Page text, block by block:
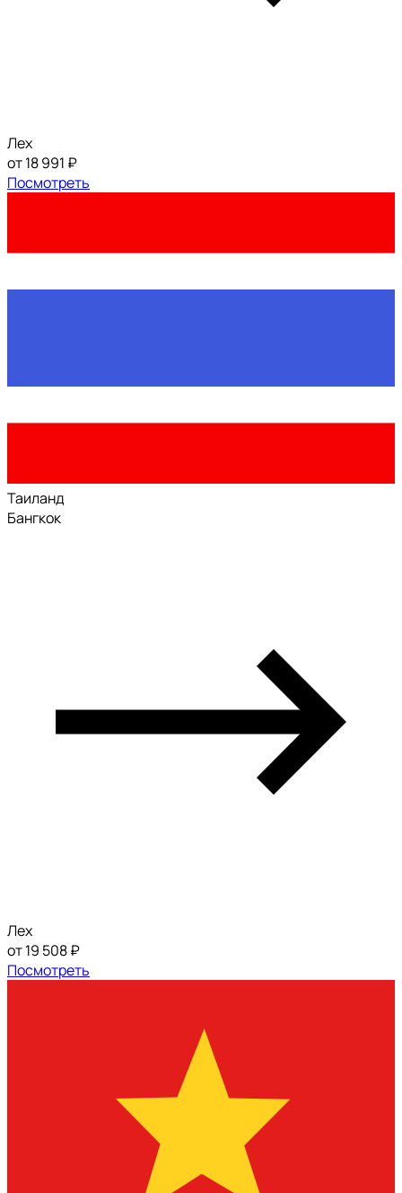
Лех
от 18 991 ₽
Посмотреть
Таиланд
Бангкок
Лех
от 19 508 ₽
Посмотреть